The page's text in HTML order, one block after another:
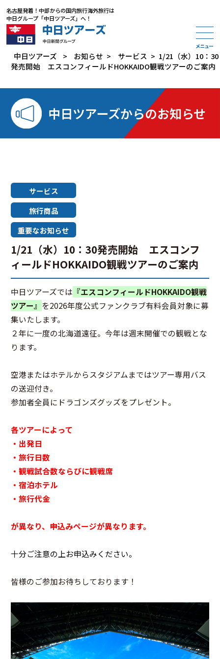
名古屋発着 ！中部からの国内旅行海外旅行は
中日グループ「中日ツアーズ」へ！
中日ツアーズ > お知らせ > サービス > 1/21（水）10：30
発売開始 エスコンフィールドHOKKAIDO観戦ツアーのご案内
中日ツアーズからのお知らせ
サービス
旅行商品
重要なお知らせ
1/21（水）10：30発売開始 エスコンフ
ィールドHOKKAIDO観戦ツアーのご案内
中日ツアーズでは 『エスコンフィールドHOKKAIDO観戦
ツアー』 を2026年度公式ファンクラブ有料会員対象に募
集いたします。
２年に一度の北海道遠征。今年は週末開催での観戦とな
ります。
空港またはホテルからスタジアムまではツアー専用バス
の送迎付き。
参加者全員にドラゴンズグッズをプレゼント。
各ツアーによって
・出発日
・旅行日数
・観戦試合数ならびに観戦席
・宿泊ホテル
・旅行代金
が異なり、申込みページが異なります。
十分ご注意の上お申込みください。
皆様のご参加お待ちしております！